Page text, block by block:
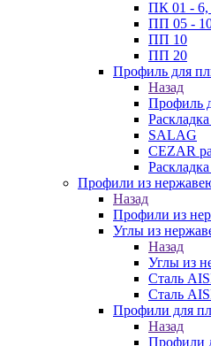
ПК 01 - 6,
ПП 05 -
ПП 10
ПП 20
Профиль для
Назад
Профиль
SALAG
CEZAR
Профили из
Назад
Профили из
Углы из
Назад
Углы из
Сталь
Сталь
Профили для
Назад
Профили